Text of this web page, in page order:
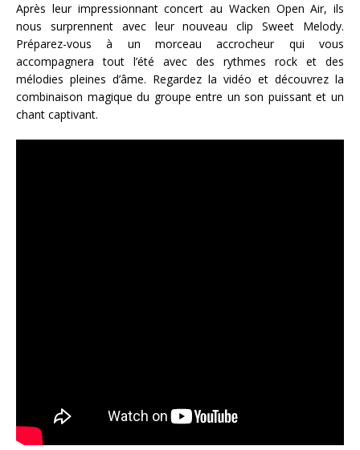
Après leur impressionnant concert au Wacken Open Air, ils
nous surprennent avec leur nouveau clip Sweet Melody.
Préparez-vous à un morceau accrocheur qui vous
accompagnera tout l’été avec des rythmes rock et des
mélodies pleines d’âme. Regardez la vidéo et découvrez la
combinaison magique du groupe entre un son puissant et un
chant captivant.